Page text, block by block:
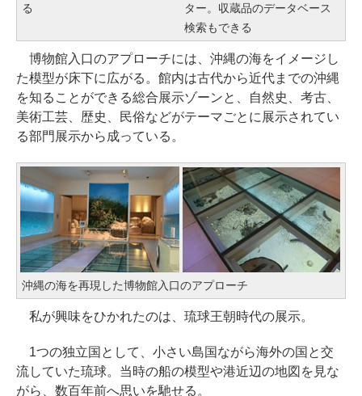
る
ター。収蔵品のデータベース
検索もできる
博物館入口のアプローチには、沖縄の海をイメージし
た模型が床下に広がる。館内は古代から近代までの沖縄
を知ることができる総合展示ゾーンと、自然史、考古、
美術工芸、歴史、民俗などがテーマごとに展示されてい
る部門展示から成っている。
沖縄の海を再現した博物館入口のアプローチ
私が興味をひかれたのは、琉球王朝時代の展示。
1つの独立国として、小さい島国ながら海外の国と交
流していた琉球。当時の船の模型や港近辺の地図を見な
がら、数百年前へ思いを馳せる。